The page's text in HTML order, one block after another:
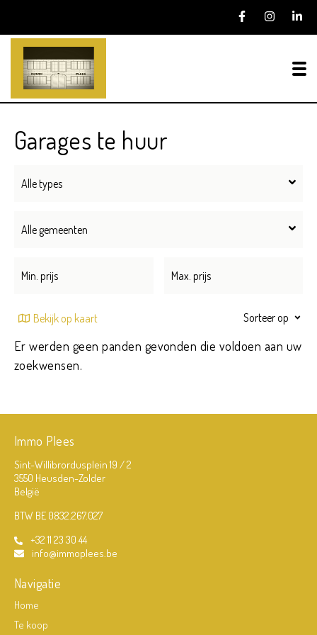
Garages te huur
Alle types
Alle gemeenten
Bekijk op kaart Sorteer op
Er werden geen panden gevonden die voldoen aan uw
zoekwensen.
Immo Plees
Sint-Willibrordusplein 19 / 2
3550 Heusden-Zolder
België
BTW BE 0832.267.027
+32 11 23 30 44
info@immoplees.be
Navigatie
Home
Te koop